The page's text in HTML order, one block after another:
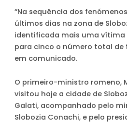
“Na sequência dos
últimos dias na zona de
identificada mais uma vítima
para cinco o número total de
em comunicado.
O primeiro-ministro romeno,
visitou hoje a cidade de
Galati, acompanhado pelo
Slobozia Conachi, e pelo